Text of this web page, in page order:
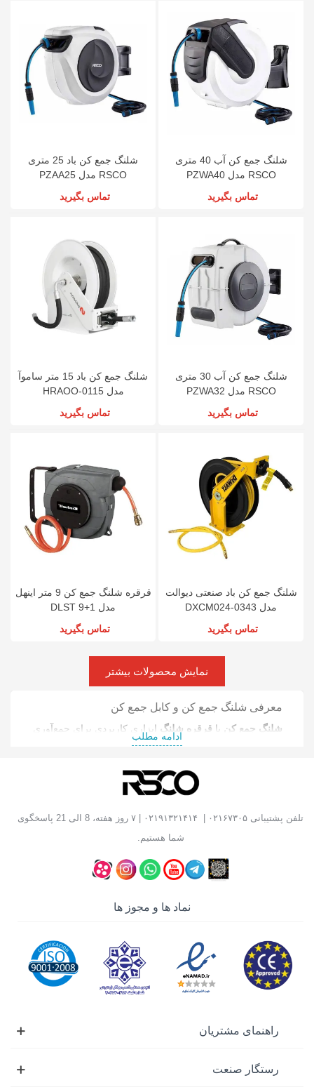
شلنگ جمع کن آب 40 متری
RSCO مدل PZWA40
تماس بگیرید
شلنگ جمع کن باد 25 متری
RSCO مدل PZAA25
تماس بگیرید
شلنگ جمع کن آب 30 متری
RSCO مدل PZWA32
تماس بگیرید
شلنگ جمع کن باد 15 متر ساموآ
مدل HRAOO-0115
تماس بگیرید
شلنگ جمع کن باد صنعتی دیوالت
مدل DXCM024-0343
تماس بگیرید
قرقره شلنگ جمع کن 9 متر اینهل
مدل DLST 9+1
تماس بگیرید
نمایش محصولات بیشتر
معرفی شلنگ جمع کن و کابل جمع کن
شلنگ جمع کن یا قرقره شلنگ ابزاری کاربردی برای جمع‌آوری
شلنگ آب، شلنگ باد و شلنگ‌های صنعتی
است. این محصول که با نامشیلنگ جمع کن
می‌شود از آسیب‌دیدگی شلنگ جلوگیری کرده و عمر آن را
نیز برای مدیریت منظم کابل برق و تجهیزات
برقی طراحی شده و ایمنی محیط را بالا می‌برد.
مصارف خانگی کاربرد گسترده دارند.
شلنگ جمع کن اتوماتیک
دارای مکانیزم فنری داخلی
جمع شدن سریع و کنترل‌شده شلنگ
مناسب استفاده مداوم
ادامه مطلب
تلفن پشتیبانی ۰۲۱۶۷۳۰۵
| ۷ روز هفته، 8 الی 21 پاسخگوی
شما هستیم.
نماد ها و مجوز ها
راهنمای مشتریان
رستگار صنعت